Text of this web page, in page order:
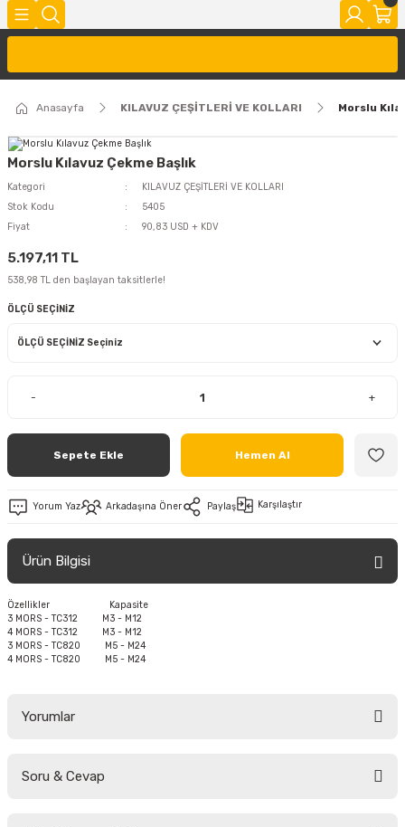
Anasayfa KILAVUZ ÇEŞİTLERİ VE KOLLARI Morslu
Morslu Kılavuz Çekme Başlık
Kategori
KILAVUZ ÇEŞİTLERİ VE KOLLARI
Stok Kodu
5405
Fiyat
90,83 USD + KDV
5.197,11 TL
538,98 TL den başlayan taksitlerle!
ÖLÇÜ SEÇİNİZ
- +
Sepete Ekle Hemen Al
Yorum Yaz Arkadaşına Öner Paylaş Karşılaştır
Ürün Bilgisi
Özellikler Kapasite
3 MORS - TC312 M3 - M12
4 MORS - TC312 M3 - M12
3 MORS - TC820 M5 - M24
4 MORS - TC820 M5 - M24
Yorumlar
Soru & Cevap